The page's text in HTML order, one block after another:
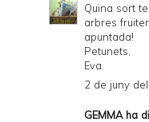
Quina sort
arbres
apuntada!
Petunets,
Eva.
2 de juny
GEMMAha